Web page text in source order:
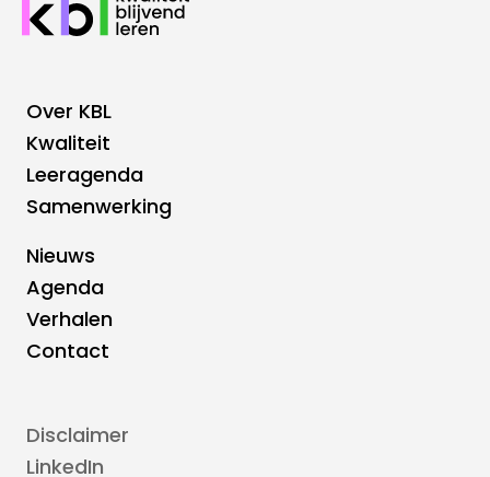
Footer
Hoofdnavigatie
Over KBL
Kwaliteit
Leeragenda
Samenwerking
Footer
Top
navigatie
Nieuws
Agenda
Verhalen
Contact
Voetnavigatie
Disclaimer
LinkedIn